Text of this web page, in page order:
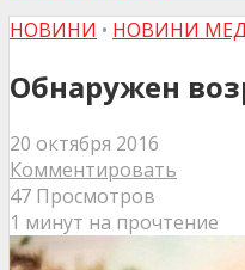
НОВИНИ • НОВИНИ
Обнаружен
20 октября 2016
Комментировать
47 Просмотров
1 минут на прочтение